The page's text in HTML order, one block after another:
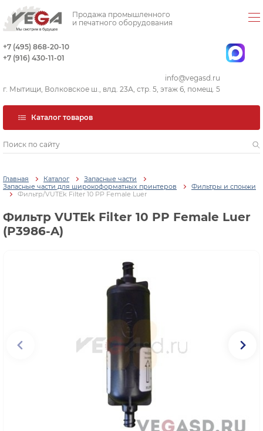
Продажа промышленного
и печатного оборудования
+7 (495) 868-20-10
+7 (916) 430-11-01
info@vegasd.ru
г. Мытищи, Волковское ш., влд. 23А, стр. 5, этаж 6, помещ. 5
Каталог товаров
Главная Каталог
Запасные части
Запасные части для широкоформатных принтеров
Фильтры и спонжи
Фильтр/VUTEk Filter 10 PP Female Luer
Фильтр VUTEk Filter 10 PP Female Luer
(P3986-A)